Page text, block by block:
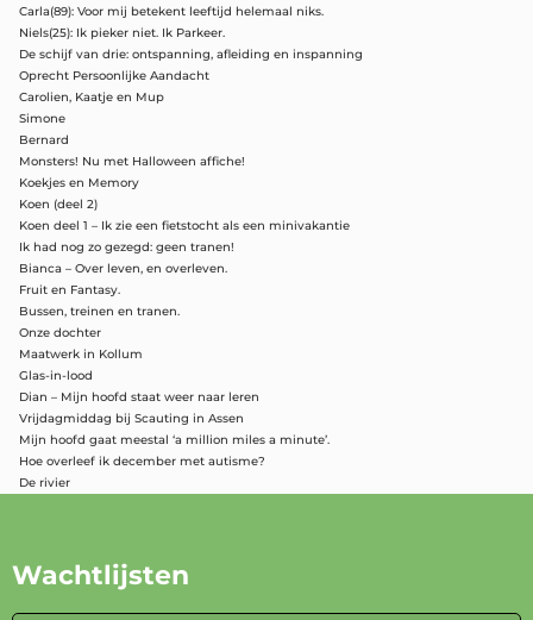
Carla(89): Voor mij betekent leeftijd helemaal niks.
Niels(25): Ik pieker niet. Ik Parkeer.
De schijf van drie: ontspanning, afleiding en inspanning
Oprecht Persoonlijke Aandacht
Carolien, Kaatje en Mup
Simone
Bernard
Monsters! Nu met Halloween affiche!
Koekjes en Memory
Koen (deel 2)
Koen deel 1 – Ik zie een fietstocht als een minivakantie
Ik had nog zo gezegd: geen tranen!
Bianca – Over leven, en overleven.
Fruit en Fantasy.
Bussen, treinen en tranen.
Onze dochter
Maatwerk in Kollum
Glas-in-lood
Dian – Mijn hoofd staat weer naar leren
Vrijdagmiddag bij Scauting in Assen
Mijn hoofd gaat meestal ‘a million miles a minute’.
Hoe overleef ik december met autisme?
De rivier
Wachtlijsten